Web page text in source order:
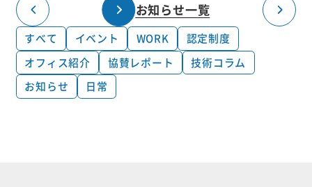
すべて イベント WORK
認定制度
オフィス紹介
協賛レポート
技術コラム
お知らせ
日常
お知らせ一覧